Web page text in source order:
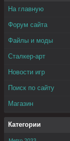
На главную
Форум сайта
Файлы и моды
Сталкер-арт
Новости игр
Поиск по сайту
Магазин
Категории